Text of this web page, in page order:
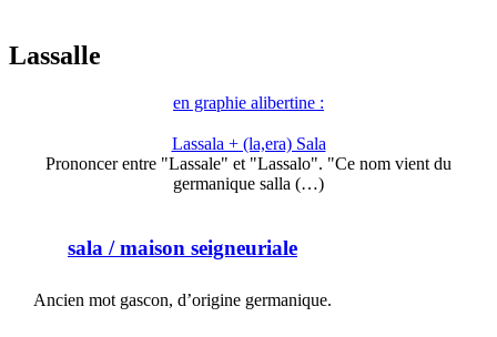
Lassalle
en graphie alibertine :
Lassala + (la,era) Sala
Prononcer entre "Lassale" et "Lassalo". "Ce nom vient du
germanique salla (…)
sala / maison seigneuriale
Ancien mot gascon, d’origine germanique.